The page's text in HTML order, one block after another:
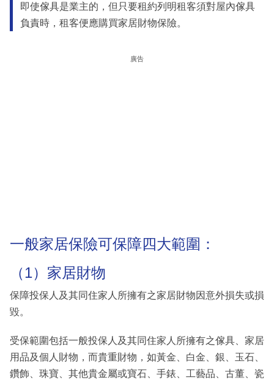
即使傢具是業主的，但只要租約列明租客須對屋內傢具
負責時，租客便應購買家居財物保險。
廣告
一般家居保險可保障四大範圍：
（1）家居財物
保障投保人及其同住家人所擁有之家居財物因意外損失或損
毀。
受保範圍包括一般投保人及其同住家人所擁有之傢具、家居
用品及個人財物，而貴重財物，如黃金、白金、銀、玉石、
鑽飾、珠寶、其他貴金屬或寶石、手錶、工藝品、古董、瓷